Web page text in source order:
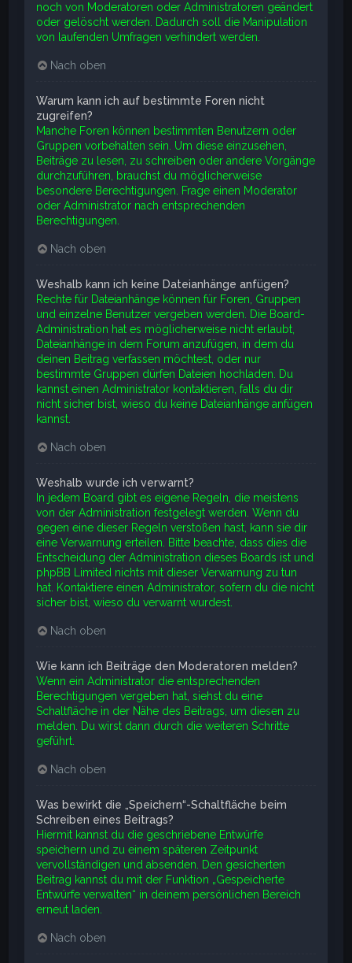
noch von Moderatoren oder Administratoren geändert
oder gelöscht werden. Dadurch soll die Manipulation
von laufenden Umfragen verhindert werden.
Nach oben
Warum kann ich auf bestimmte Foren nicht
zugreifen?
Manche Foren können bestimmten Benutzern oder
Gruppen vorbehalten sein. Um diese einzusehen,
Beiträge zu lesen, zu schreiben oder andere Vorgänge
durchzuführen, brauchst du möglicherweise
besondere Berechtigungen. Frage einen Moderator
oder Administrator nach entsprechenden
Berechtigungen.
Nach oben
Weshalb kann ich keine Dateianhänge anfügen?
Rechte für Dateianhänge können für Foren, Gruppen
und einzelne Benutzer vergeben werden. Die Board-
Administration hat es möglicherweise nicht erlaubt,
Dateianhänge in dem Forum anzufügen, in dem du
deinen Beitrag verfassen möchtest, oder nur
bestimmte Gruppen dürfen Dateien hochladen. Du
kannst einen Administrator kontaktieren, falls du dir
nicht sicher bist, wieso du keine Dateianhänge anfügen
kannst.
Nach oben
Weshalb wurde ich verwarnt?
In jedem Board gibt es eigene Regeln, die meistens
von der Administration festgelegt werden. Wenn du
gegen eine dieser Regeln verstoßen hast, kann sie dir
eine Verwarnung erteilen. Bitte beachte, dass dies die
Entscheidung der Administration dieses Boards ist und
phpBB Limited nichts mit dieser Verwarnung zu tun
hat. Kontaktiere einen Administrator, sofern du die nicht
sicher bist, wieso du verwarnt wurdest.
Nach oben
Wie kann ich Beiträge den Moderatoren melden?
Wenn ein Administrator die entsprechenden
Berechtigungen vergeben hat, siehst du eine
Schaltfläche in der Nähe des Beitrags, um diesen zu
melden. Du wirst dann durch die weiteren Schritte
geführt.
Nach oben
Was bewirkt die „Speichern“-Schaltfläche beim
Schreiben eines Beitrags?
Hiermit kannst du die geschriebene Entwürfe
speichern und zu einem späteren Zeitpunkt
vervollständigen und absenden. Den gesicherten
Beitrag kannst du mit der Funktion „Gespeicherte
Entwürfe verwalten“ in deinem persönlichen Bereich
erneut laden.
Nach oben